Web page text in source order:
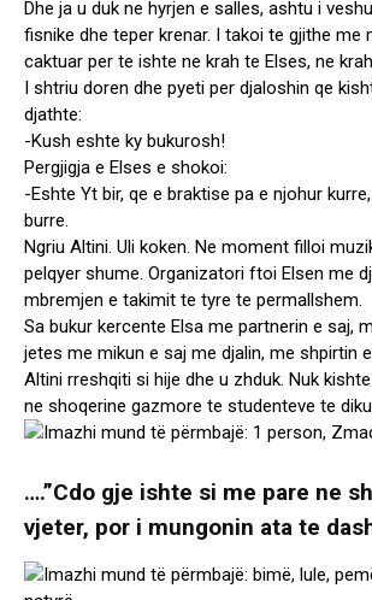
Dhe ja u duk ne hyrjen e salles, ashtu i
fisnike dhe teper krenar. I takoi te gjithe me
caktuar per te ishte ne krah te Elses, ne
I shtriu doren dhe pyeti per djaloshin qe
djathte:
-Kush eshte ky bukurosh!
Pergjigja e Elses e shokoi:
-Eshte Yt bir, qe e braktise pa e njohur
burre.
Ngriu Altini. Uli koken. Ne moment filloi
pelqyer shume. Organizatori ftoi Elsen me
mbremjen e takimit te tyre te permallshem.
Sa bukur kercente Elsa me partnerin e saj,
jetes me mikun e saj me djalin, me shpirtin
Altini rreshqiti si hije dhe u zhduk. Nuk
ne shoqerine gazmore te studenteve te
….”Cdo gje ishte si me pare ne
vjeter, por i mungonin ata te